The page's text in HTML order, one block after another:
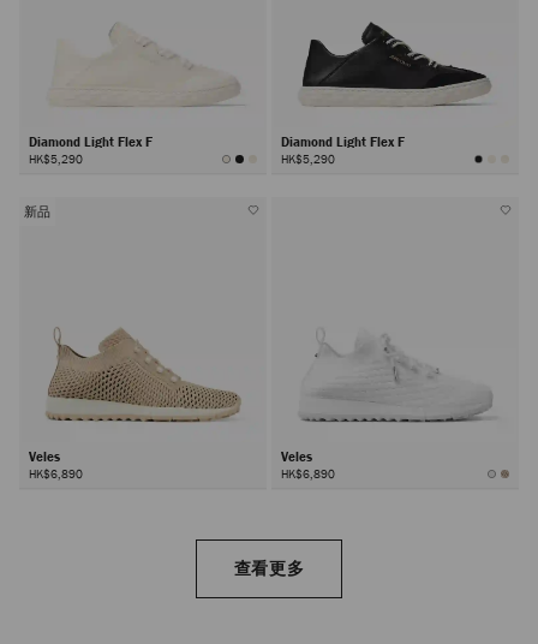
Diamond Light Flex F
HK$5,290
Diamond Light Flex F
HK$5,290
新品
Veles
HK$6,890
Veles
HK$6,890
查看更多